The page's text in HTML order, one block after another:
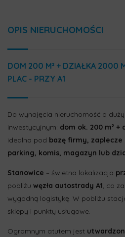
OPIS NIERUCHOMOŚCI
DOM 200 M² + DZIAŁKA 2000
PLAC - PRZY A1
Do wynajęcia nieruchomość o
inwestycyjnym: dom ok. 200 m² +
idealna pod bazę firmy,
parking, komis, magazyn lub
Stanowice – świetna lokalizacja
pobliżu węzła autostrady A1, co
wygodną logistykę. W pobliżu
sklepy i punkty usługowe.
Ogromnym atutem jest